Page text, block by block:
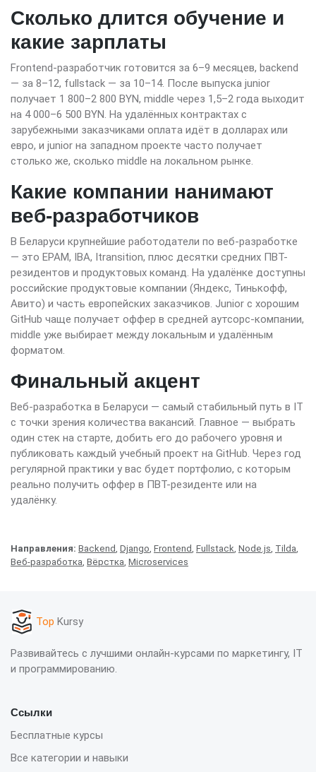
Сколько длится обучение и
какие зарплаты
Frontend-разработчик готовится за 6–9 месяцев, backend
— за 8–12, fullstack — за 10–14. После выпуска junior
получает 1 800–2 800 BYN, middle через 1,5–2 года выходит
на 4 000–6 500 BYN. На удалённых контрактах с
зарубежными заказчиками оплата идёт в долларах или
евро, и junior на западном проекте часто получает
столько же, сколько middle на локальном рынке.
Какие компании нанимают
веб-разработчиков
В Беларуси крупнейшие работодатели по веб-разработке
— это EPAM, IBA, Itransition, плюс десятки средних ПВТ-
резидентов и продуктовых команд. На удалёнке доступны
российские продуктовые компании (Яндекс, Тинькофф,
Авито) и часть европейских заказчиков. Junior с хорошим
GitHub чаще получает оффер в средней аутсорс-компании,
middle уже выбирает между локальным и удалённым
форматом.
Финальный акцент
Веб-разработка в Беларуси — самый стабильный путь в IT
с точки зрения количества вакансий. Главное — выбрать
один стек на старте, добить его до рабочего уровня и
публиковать каждый учебный проект на GitHub. Через год
регулярной практики у вас будет портфолио, с которым
реально получить оффер в ПВТ-резиденте или на
удалёнку.
Направления: Backend, Django, Frontend, Fullstack, Node.js, Tilda,
Веб-разработка, Вёрстка, Microservices
Top Kursy
Развивайтесь с лучшими онлайн-курсами по маркетингу, IT
и программированию.
Ссылки
Бесплатные курсы
Все категории и навыки